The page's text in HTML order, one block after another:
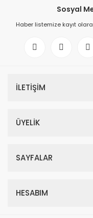
Sosyal
Haber listemize kayıt
İLETİŞİM
ÜYELİK
SAYFALAR
HESABIM